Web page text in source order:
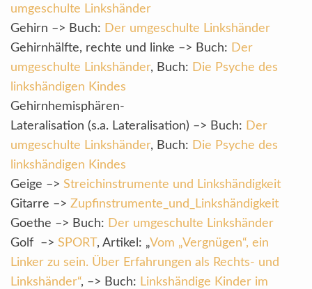
umgeschulte Linkshänder
Gehirn –> Buch: Der umgeschulte Linkshänder
Gehirnhälfte, rechte und linke –> Buch: Der
umgeschulte Linkshänder, Buch: Die Psyche des
linkshändigen Kindes
Gehirnhemisphären-
Lateralisation (s.a. Lateralisation) –> Buch: Der
umgeschulte Linkshänder, Buch: Die Psyche des
linkshändigen Kindes
Geige –> Streichinstrumente und Linkshändigkeit
Gitarre –> Zupfinstrumente_und_Linkshändigkeit
Goethe –> Buch: Der umgeschulte Linkshänder
Golf –> SPORT, Artikel: „Vom „Vergnügen“, ein
Linker zu sein. Über Erfahrungen als Rechts- und
Linkshänder“, –> Buch: Linkshändige Kinder im